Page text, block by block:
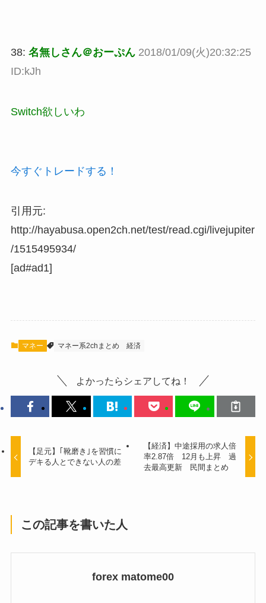
38: 名無しさん＠おーぷん 2018/01/09(火)20:32:25
ID:kJh
Switch欲しいわ
今すぐトレードする！
引用元:
http://hayabusa.open2ch.net/test/read.cgi/livejupiter
/1515495934/
[ad#ad1]
マネー マネー系2chまとめ 経済
よかったらシェアしてね！
【足元】｢靴磨き｣を習慣に
デキる人とできない人の差
【経済】中途採用の求人倍
率2.87倍 12月も上昇 過
去最高更新 民間まとめ
この記事を書いた人
forex matome00